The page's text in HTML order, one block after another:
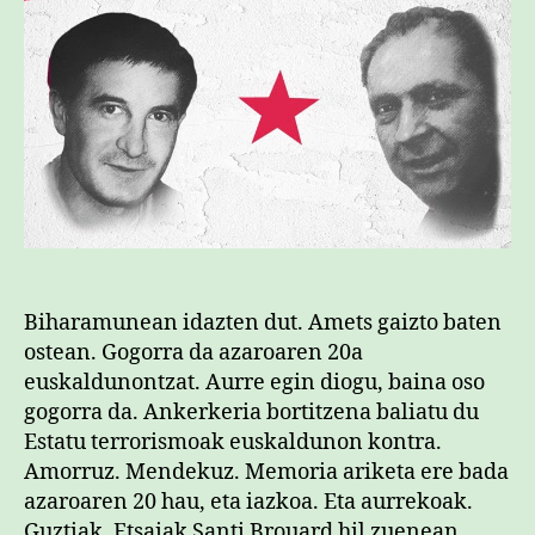
Biharamunean idazten dut. Amets gaizto baten
ostean. Gogorra da azaroaren 20a
euskaldunontzat. Aurre egin diogu, baina oso
gogorra da. Ankerkeria bortitzena baliatu du
Estatu terrorismoak euskaldunon kontra.
Amorruz. Mendekuz. Memoria ariketa ere bada
azaroaren 20 hau, eta iazkoa. Eta aurrekoak.